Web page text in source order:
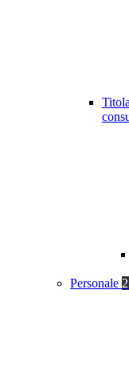
Personale